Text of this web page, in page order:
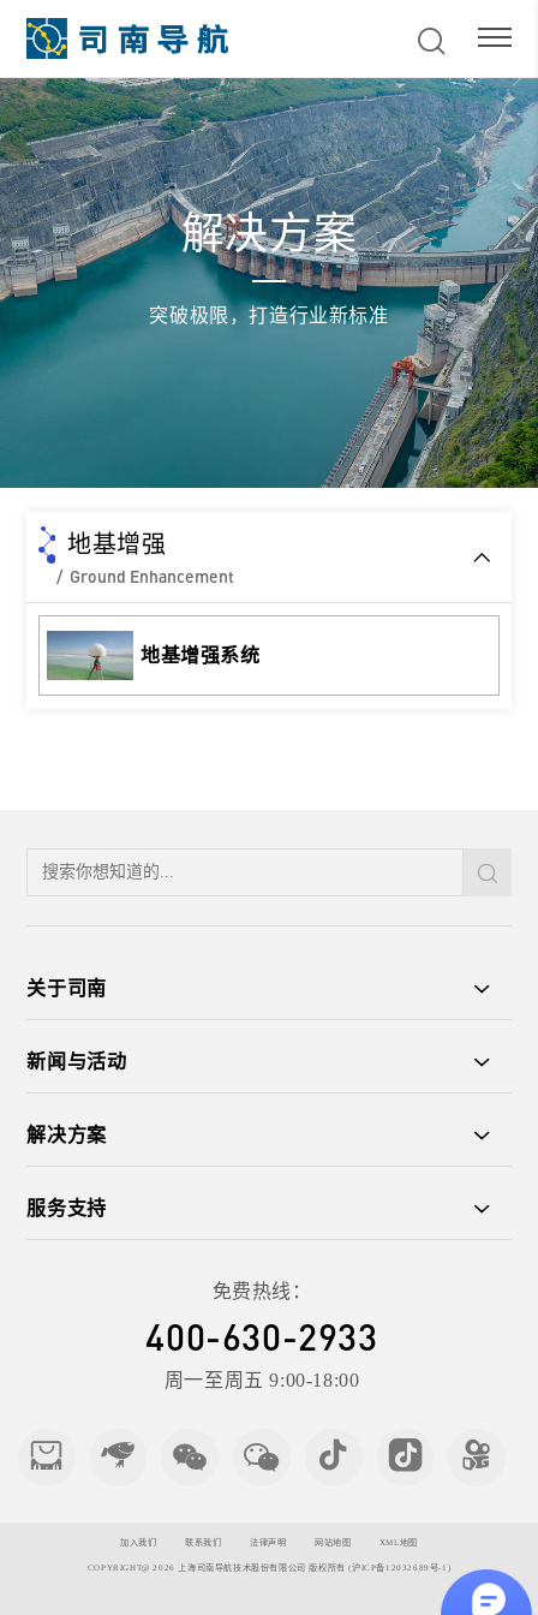
解决方案
突破极限，打造行业新标准
地基增强
/ Ground Enhancement
地基增强系统
免费热线：
400-630-2933
周一至周五 9:00-18:00
关于司南
新闻与活动
解决方案
服务支持
加入我们 联系我们 法律声明 网站地图 XML地图
COPYRIGHT@2026 上海司南导航技术股份有限公司 版权所有(沪ICP备12032689号-1)